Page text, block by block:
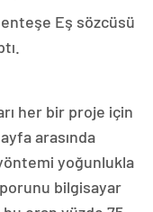
Eş sözcüsü
her bir proje için
arasında
yoğunlukla
bilgisayar